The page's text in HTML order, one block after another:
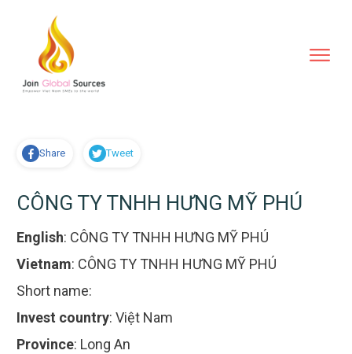
Share Tweet
CÔNG TY TNHH HƯNG MỸ PHÚ
English: CÔNG TY TNHH HƯNG MỸ PHÚ
Vietnam: CÔNG TY TNHH HƯNG MỸ PHÚ
Short name:
Invest country: Việt Nam
Province: Long An